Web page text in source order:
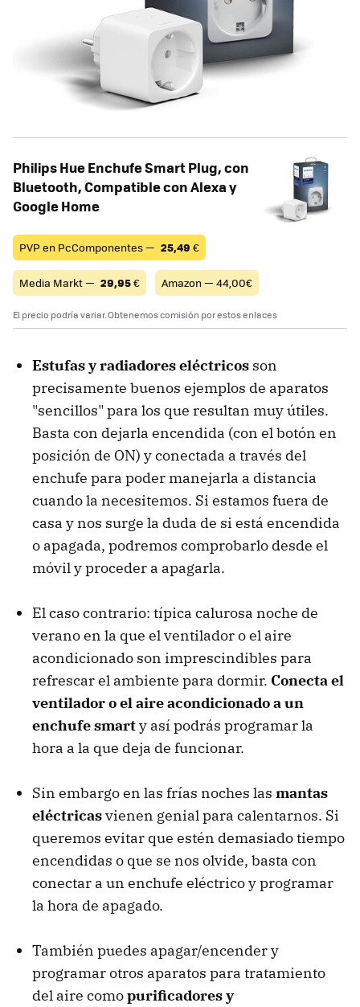
Philips Hue Enchufe Smart Plug, con
Bluetooth, Compatible con Alexa y
Google Home
PVP en PcComponentes — 25,49 €
Media Markt — 29,95€ Amazon — 44,00€
El precio podría variar. Obtenemos comisión por estos enlaces
Estufas y radiadores eléctricos son
precisamente buenos ejemplos de aparatos
"sencillos" para los que resultan muy útiles.
Basta con dejarla encendida (con el botón en
posición de ON) y conectada a través del
enchufe para poder manejarla a distancia
cuando la necesitemos. Si estamos fuera de
casa y nos surge la duda de si está encendida
o apagada, podremos comprobarlo desde el
móvil y proceder a apagarla.
El caso contrario: típica calurosa noche de
verano en la que el ventilador o el aire
acondicionado son imprescindibles para
refrescar el ambiente para dormir. Conecta el
ventilador o el aire acondicionado a un
enchufe smarty así podrás programar la
hora a la que deja de funcionar.
Sin embargo en las frías noches las mantas
eléctricasvienen genial para calentarnos. Si
queremos evitar que estén demasiado tiempo
encendidas o que se nos olvide, basta con
conectar a un enchufe eléctrico y programar
la hora de apagado.
También puedes apagar/encender y
programar otros aparatos para tratamiento
del aire comopurificadores y